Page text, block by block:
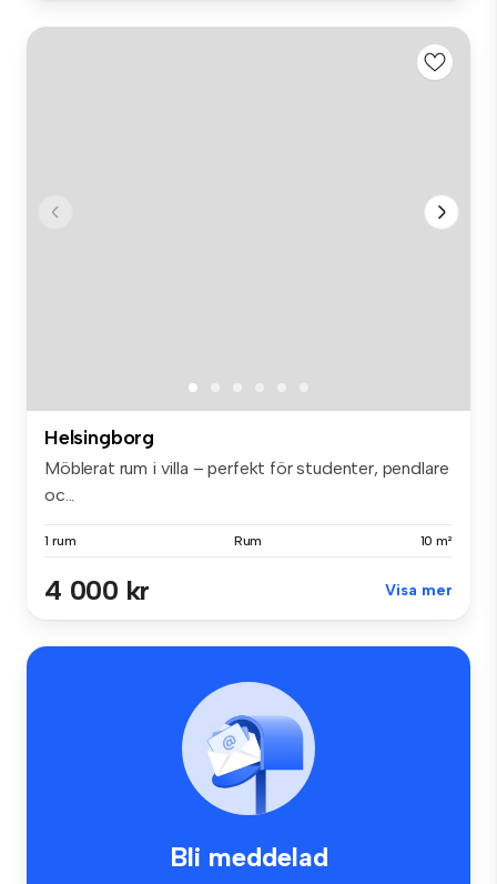
Helsingborg
Möblerat rum i villa – perfekt för studenter, pendlare
oc...
1 rum Rum 10 m²
4 000 kr Visa mer
Bli meddelad